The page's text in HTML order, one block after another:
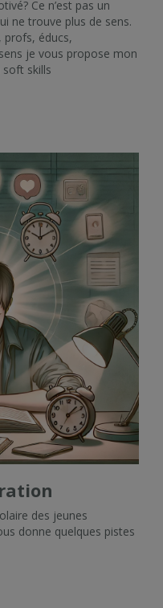
Ce n’est pas un
ne trouve plus de sens.
profs, éducs,
je vous propose mon
skills
des jeunes
donne quelques pistes